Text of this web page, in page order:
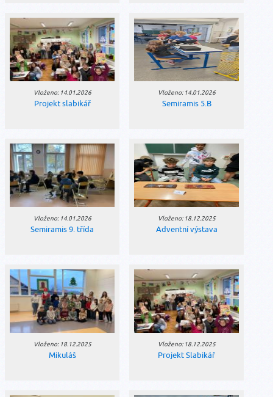
Vloženo: 14.01.2026
Projekt slabikář
Vloženo: 14.01.2026
Semiramis 5.B
Vloženo: 14.01.2026
Semiramis 9. třída
Vloženo: 18.12.2025
Adventní výstava
Vloženo: 18.12.2025
Mikuláš
Vloženo: 18.12.2025
Projekt Slabikář